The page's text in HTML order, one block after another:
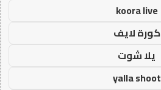
koora live
كورة لايف
يلا شوت
yalla shoot